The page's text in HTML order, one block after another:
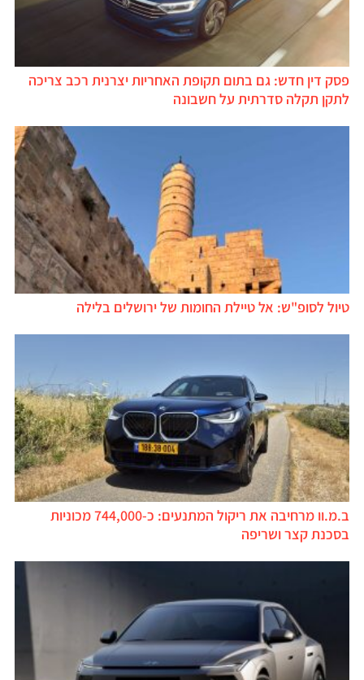
פסק דין חדש: גם בתום תקופת האחריות יצרנית רכב צריכה
לתקן תקלה סדרתית על חשבונה
טיול לסופ"ש: אל טיילת החומות של ירושלים בלילה
ב.מ.וו מרחיבה את ריקול המתנעים: כ-744,000 מכוניות
בסכנת קצר ושריפה